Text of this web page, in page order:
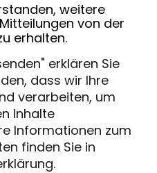
weitere
von der
erhalten.
erklären Sie
dass wir Ihre
verarbeiten, um
Inhalte
Informationen zum
finden Sie in
.